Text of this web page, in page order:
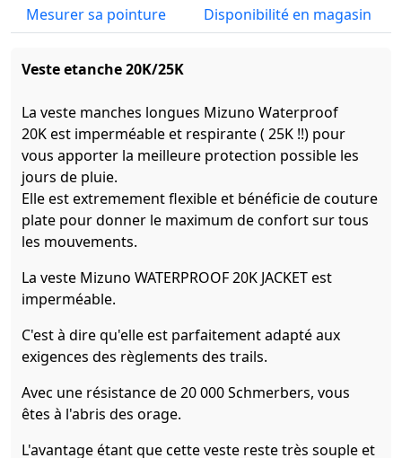
Mesurer sa pointure
Disponibilité en magasin
Veste etanche 20K/25K
La veste manches longues Mizuno Waterproof
20K est imperméable et respirante ( 25K !!) pour
vous apporter la meilleure protection possible les
jours de pluie.
Elle est extremement flexible et bénéficie de couture
plate pour donner le maximum de confort sur tous
les mouvements.
La veste Mizuno WATERPROOF 20K JACKET est
imperméable.
C'est à dire qu'elle est parfaitement adapté aux
exigences des règlements des trails.
Avec une résistance de 20 000 Schmerbers, vous
êtes à l'abris des orage.
L'avantage étant que cette veste reste très souple et